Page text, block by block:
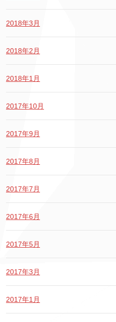
2018年3月
2018年2月
2018年1月
2017年10月
2017年9月
2017年8月
2017年7月
2017年6月
2017年5月
2017年3月
2017年1月